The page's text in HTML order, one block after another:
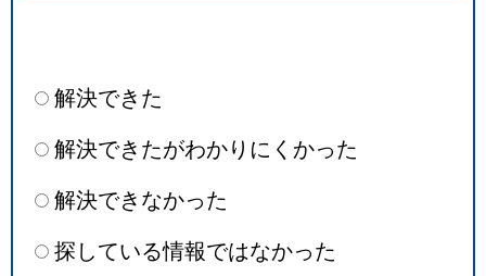
解決できた
解決できたがわかりにくかった
解決できなかった
探している情報ではなかった